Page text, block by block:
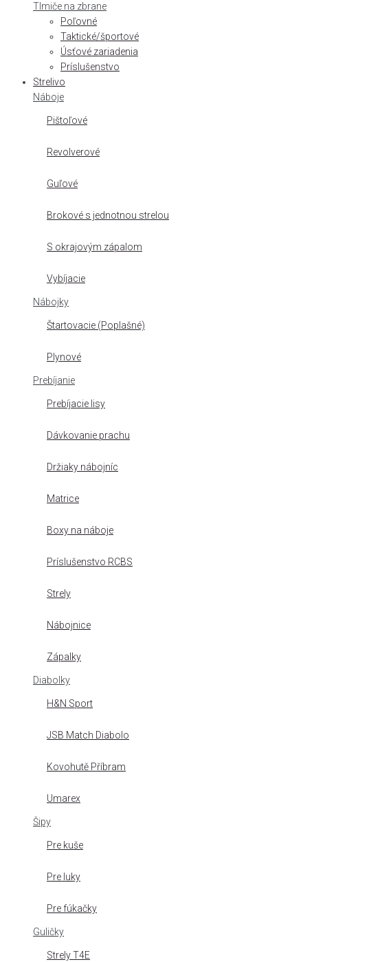
Tlmiče na zbrane
Poľovné
Taktické/športové
Úsťové zariadenia
Príslušenstvo
Strelivo
Náboje
Pištoľové
Revolverové
Guľové
Brokové s jednotnou strelou
S okrajovým zápalom
Vybíjacie
Nábojky
Štartovacie (Poplašné)
Plynové
Prebíjanie
Prebíjacie lisy
Dávkovanie prachu
Držiaky nábojníc
Matrice
Boxy na náboje
Príslušenstvo RCBS
Strely
Nábojnice
Zápalky
Diabolky
H&N Sport
JSB Match Diabolo
Kovohutě Příbram
Umarex
Šipy
Pre kuše
Pre luky
Pre fúkačky
Guličky
Strely T4E